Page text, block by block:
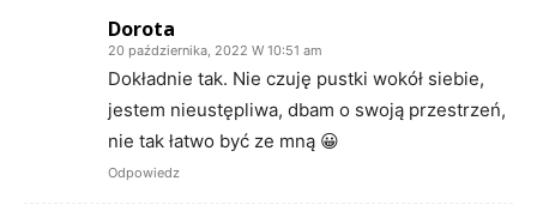
Dorota
20 października, 2022 W 10:51 am
Dokładnie tak. Nie czuję pustki wokół siebie,
jestem nieustępliwa, dbam o swoją przestrzeń,
nie tak łatwo być ze mną 😀
Odpowiedz